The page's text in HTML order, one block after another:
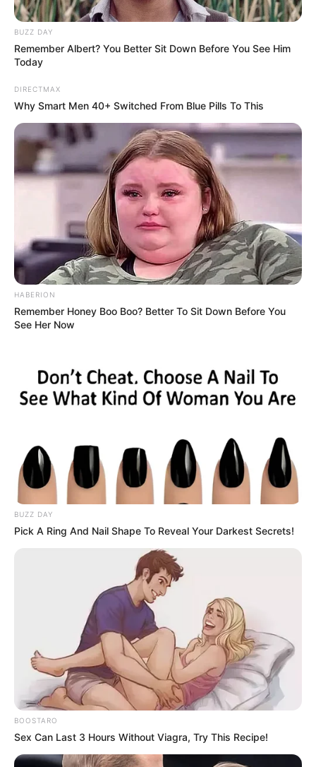
разследване – За Жената
Тежък инцидентпотресе морската общност вБургас. В
морето е било открито безжизненото тяло на 56-
годишния моряк Даниел Атанасов.
Трагедията е станала по време на изпълнение на
служебните му задължения на борда на плавателен
Паднал зад борда по време на
По първоначална информация Атанасов е паднал зад
борда по време на вахта и се е удавил.
Липсата му била установена при рутинна проверка от
Гълъб Донев: В момента пари в държавата няма, пенсиите ще
Гълъб Донев: В момента пари в държавата няма, пенсиите ще
Гълъб Донев: В момента пари в държавата няма, пенсиите ще
Гълъб Донев: В момента пари в държавата няма, пенсиите ще
Гълъб Донев: В момента пари в държавата няма, пенсиите ще
Близките на убития Георги Кузев проговориха-Ето какъв човек
BUZZ DAY
Remember Albert? You Better Sit Down Before You See Him
Today
DIRECTMAX
Why Smart Men 40+ Switched From Blue Pills To This
HABERION
Remember Honey Boo Boo? Better To Sit Down Before You
See Her Now
BUZZ DAY
Pick A Ring And Nail Shape To Reveal Your Darkest Secrets!
BOOSTARO
Sex Can Last 3 Hours Without Viagra, Try This Recipe!